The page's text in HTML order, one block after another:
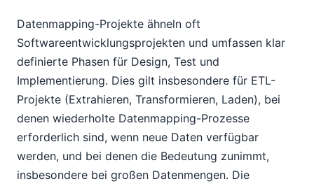
Datenmapping-Projekte ähneln oft
Softwareentwicklungsprojekten und umfassen klar
definierte Phasen für Design, Test und
Implementierung. Dies gilt insbesondere für ETL-
Projekte (Extrahieren, Transformieren, Laden), bei
denen wiederholte Datenmapping-Prozesse
erforderlich sind, wenn neue Daten verfügbar
werden, und bei denen die Bedeutung zunimmt,
insbesondere bei großen Datenmengen. Die